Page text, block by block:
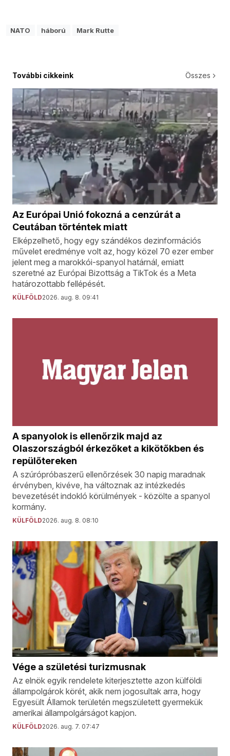
NATO háború Mark Rutte
További cikkeink Összes
Az Európai Unió fokozná a cenzúrát a
Ceutában történtek miatt
Elképzelhető, hogy egy szándékos dezinformációs
művelet eredménye volt az, hogy közel 70 ezer ember
jelent meg a marokkói-spanyol határnál, emiatt
szeretné az Európai Bizottság a TikTok és a Meta
határozottabb fellépését.
KÜLFÖLD2026. aug. 8. 09:41
A spanyolok is ellenőrzik majd az
Olaszországból érkezőket a kikötőkben és
repülőtereken
A szúrópróbaszerű ellenőrzések 30 napig maradnak
érvényben, kivéve, ha változnak az intézkedés
bevezetését indokló körülmények - közölte a spanyol
kormány.
KÜLFÖLD2026. aug. 8. 08:10
Vége a születési turizmusnak
Az elnök egyik rendelete kiterjesztette azon külföldi
állampolgárok körét, akik nem jogosultak arra, hogy
Egyesült Államok területén megszületett gyermekük
amerikai állampolgárságot kapjon.
KÜLFÖLD2026. aug. 7. 07:47